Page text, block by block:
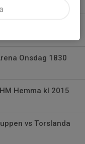
Onsdag 1830
Hemma kl 2015
vs Torslanda